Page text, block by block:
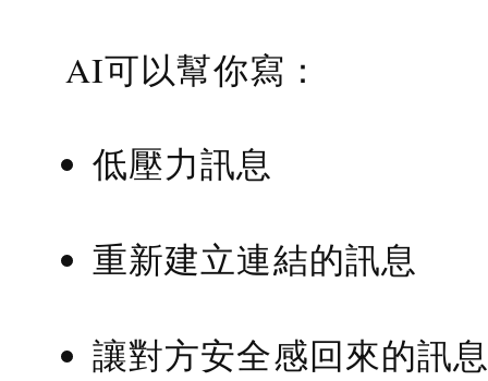
AI可以幫你寫：
低壓力訊息
重新建立連結的訊息
讓對方安全感回來的訊